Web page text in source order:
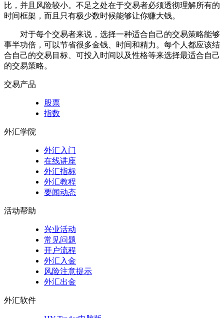
比，并且风险较小。不足之处在于交易者必须透彻理解所有的
时间框架，而且只有极少数时候能够让你赚大钱。
对于每个交易者来说，选择一种适合自己的交易策略能够
事半功倍，可以节省很多金钱、时间和精力。每个人都应该结
合自己的交易目标、可投入时间以及性格等来选择最适合自己
的交易策略。
交易产品
股票
指数
外汇学院
外汇入门
在线讲座
外汇指标
外汇教程
要闻动态
活动帮助
兴业活动
常见问题
开户流程
外汇入金
风险注意提示
外汇出金
外汇软件